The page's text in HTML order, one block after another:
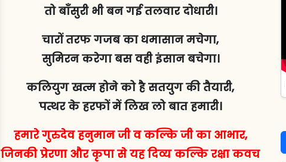
तो बाँसुरी भी बन गई तलवार दोधारी।
चारों तरफ गजब का धमासान मचेगा,
सुमिरन करेगा बस वही इंसान बचेगा।
कलियुग खत्म होने को है सतयुग की तैयारी,
पत्थर के हरफों में लिख लो बात हमारी।
हमारे गुरुदेव हनुमान जी व कल्कि जी का आभार,
जिनकी प्रेरणा और कृपा से यह दिव्य कल्कि रक्षा कवच